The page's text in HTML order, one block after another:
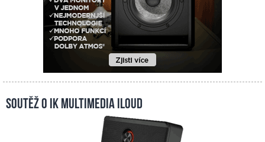
Soutěž o IK Multimedia iLoud